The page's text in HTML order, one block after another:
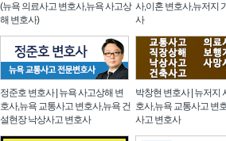
(뉴욕 의료사고 변호사,뉴욕 사고상
해 변호사)
사,이혼 변호사,뉴저지
사
정준호 변호사 | 뉴욕 사고상해 변
호사,뉴욕 교통사고 변호사,뉴욕 건
설현장 낙상사고 변호사
박창현 변호사 | 뉴저지
호사,뉴욕 교통사고 변
사고 변호사